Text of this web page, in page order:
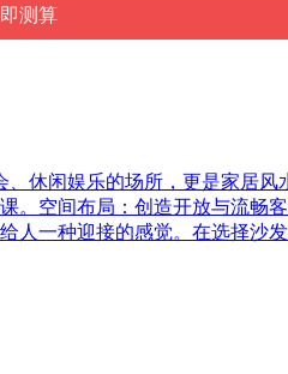
休闲娱乐的场所，更是家居
空间布局：创造开放与流畅
人一种迎接的感觉。在选择沙